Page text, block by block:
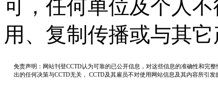
可，任何单位及个人
用、复制传播或与其
免责声明：网站刊登CCTD认为可靠的已公开信息，对这些信息的准确性和完
出的任何决策与CCTD无关， CCTD及其雇员不对使用网站信息及其内容所引